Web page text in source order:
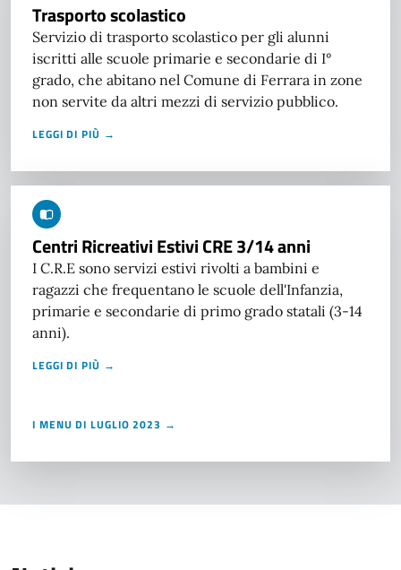
Trasporto scolastico
Servizio di trasporto scolastico per gli alunni
iscritti alle scuole primarie e secondarie di I°
grado, che abitano nel Comune di Ferrara in zone
non servite da altri mezzi di servizio pubblico.
LEGGI DI PIÙ →
Centri Ricreativi Estivi CRE 3/14 anni
I C.R.E sono servizi estivi rivolti a bambini e
ragazzi che frequentano le scuole dell'Infanzia,
primarie e secondarie di primo grado statali (3-14
anni).
LEGGI DI PIÙ →
I MENU DI LUGLIO 2023 →